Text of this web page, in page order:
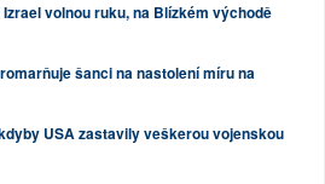
volnou ruku, na Blízkém východě
šanci na nastolení míru na
USA zastavily veškerou vojenskou